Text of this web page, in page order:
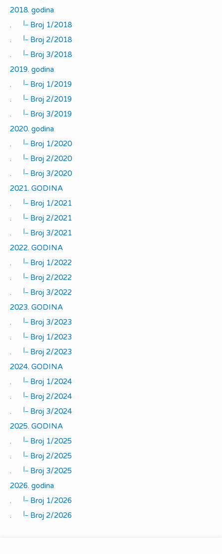
2018. godina
.
|_
Broj 1/2018
.
|_
Broj 2/2018
.
|_
Broj 3/2018
2019. godina
.
|_
Broj 1/2019
.
|_
Broj 2/2019
.
|_
Broj 3/2019
2020. godina
.
|_
Broj 1/2020
.
|_
Broj 2/2020
.
|_
Broj 3/2020
2021. GODINA
.
|_
Broj 1/2021
.
|_
Broj 2/2021
.
|_
Broj 3/2021
2022. GODINA
.
|_
Broj 1/2022
.
|_
Broj 2/2022
.
|_
Broj 3/2022
2023. GODINA
.
|_
Broj 3/2023
.
|_
Broj 1/2023
.
|_
Broj 2/2023
2024. GODINA
.
|_
Broj 1/2024
.
|_
Broj 2/2024
.
|_
Broj 3/2024
2025. GODINA
.
|_
Broj 1/2025
.
|_
Broj 2/2025
.
|_
Broj 3/2025
2026. godina
.
|_
Broj 1/2026
.
|_ Broj 2/2026